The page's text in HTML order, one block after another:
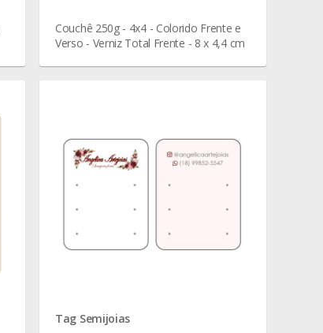
Couchê 250g - 4x4 - Colorido Frente e
Verso - Verniz Total Frente - 8 x 4,4 cm
Tag Semijoias